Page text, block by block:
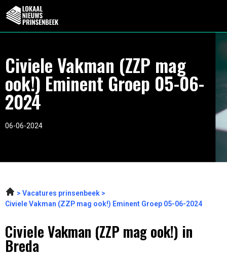
Civiele Vakman (ZZP mag
ook!) Eminent Groep 05-06-
2024
06-06-2024
Vacatures prinsenbeek
Civiele Vakman (ZZP mag ook!) Eminent Groep 05-06-2024
Civiele Vakman (ZZP mag ook!) in
Breda